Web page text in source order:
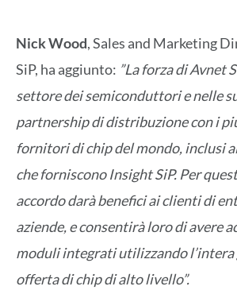
Nick Wood, Sales and Marketing
SiP, ha aggiunto: ”La forza di Avnet
settore dei semiconduttori e nelle
partnership di distribuzione con i
fornitori di chip del mondo, inclusi
che forniscono Insight SiP. Per
accordo darà benefici ai clienti di
aziende, e consentirà loro di avere
moduli integrati utilizzando l’intera
offerta di chip di alto livello”.